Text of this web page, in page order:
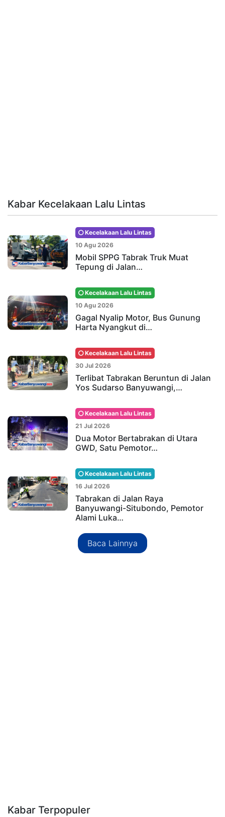
Kabar Kecelakaan Lalu Lintas
Kecelakaan Lalu Lintas
10 Agu 2026
Mobil SPPG Tabrak Truk Muat
Tepung di Jalan…
Kecelakaan Lalu Lintas
10 Agu 2026
Gagal Nyalip Motor, Bus Gunung
Harta Nyangkut di…
Kecelakaan Lalu Lintas
30 Jul 2026
Terlibat Tabrakan Beruntun di Jalan
Yos Sudarso Banyuwangi,…
Kecelakaan Lalu Lintas
21 Jul 2026
Dua Motor Bertabrakan di Utara
GWD, Satu Pemotor…
Kecelakaan Lalu Lintas
16 Jul 2026
Tabrakan di Jalan Raya
Banyuwangi-Situbondo, Pemotor
Alami Luka…
Baca Lainnya
Kabar Terpopuler